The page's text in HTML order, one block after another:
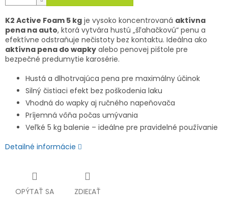
K2 Active Foam 5 kg je vysoko koncentrovaná aktívna
pena na auto, ktorá vytvára hustú „šľahačkovú“ penu a
efektívne odstraňuje nečistoty bez kontaktu. Ideálna ako
aktívna pena do wapky alebo penovej pištole pre
bezpečné predumytie karosérie.
Hustá a dlhotrvajúca pena pre maximálny účinok
Silný čistiaci efekt bez poškodenia laku
Vhodná do wapky aj ručného napeňovača
Príjemná vôňa počas umývania
Veľké 5 kg balenie – ideálne pre pravidelné používanie
Detailné informácie
OPÝTAŤ SA ZDIEĽAŤ